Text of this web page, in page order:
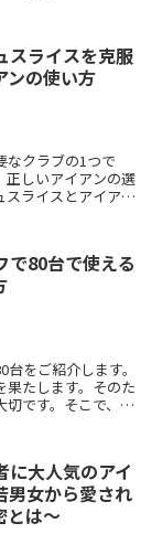
スライスを克服
ンの使い方
なクラブの1つで
正しいアイアンの選
スライスとアイアン
で80台で使える
をご紹介します。
果たします。そのた
です。そこで、今
に大人気のアイ
男女から愛され
とは〜